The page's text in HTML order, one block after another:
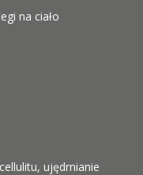
na ciało
ujędrnianie